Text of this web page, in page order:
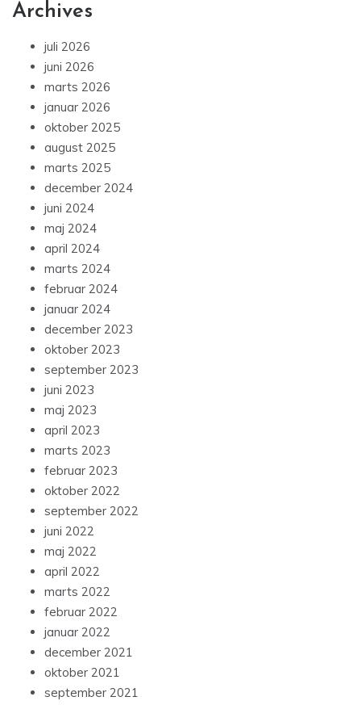
Archives
juli 2026
juni 2026
marts 2026
januar 2026
oktober 2025
august 2025
marts 2025
december 2024
juni 2024
maj 2024
april 2024
marts 2024
februar 2024
januar 2024
december 2023
oktober 2023
september 2023
juni 2023
maj 2023
april 2023
marts 2023
februar 2023
oktober 2022
september 2022
juni 2022
maj 2022
april 2022
marts 2022
februar 2022
januar 2022
december 2021
oktober 2021
september 2021